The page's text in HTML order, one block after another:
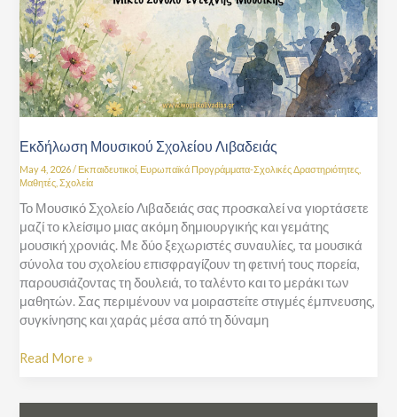
Εκδήλωση Μουσικού Σχολείου Λιβαδειάς
May 4, 2026/ Εκπαιδευτικοί, Ευρωπαϊκά Προγράμματα-Σχολικές Δραστηριότητες
Μαθητές ,Σχολεία
Το Μουσικό Σχολείο Λιβαδειάς σας προσκαλεί να γιορτάσετε
μαζί το κλείσιμο μιας ακόμη δημιουργικής και γεμάτης
μουσική χρονιάς. Με δύο ξεχωριστές συναυλίες, τα μουσικά
σύνολα του σχολείου επισφραγίζουν τη φετινή τους πορεία,
παρουσιάζοντας τη δουλειά, το ταλέντο και το μεράκι των
μαθητών. Σας περιμένουν να μοιραστείτε στιγμές έμπνευσης,
συγκίνησης και χαράς μέσα από τη δύναμη
Read More »